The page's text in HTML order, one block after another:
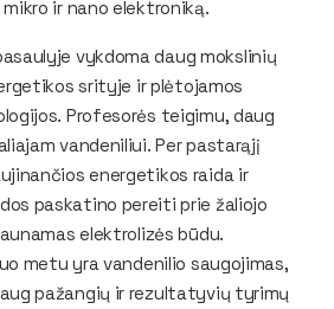
ir nano elektroniką.
vykdoma daug mokslinių
srityje ir plėtojamos
Profesorės teigimu, daug
vandeniliui. Per pastarąjį
energetikos raida ir
paskatino pereiti prie žaliojo
elektrolizės būdu.
metu yra vandenilio saugojimas,
pažangių ir rezultatyvių tyrimų